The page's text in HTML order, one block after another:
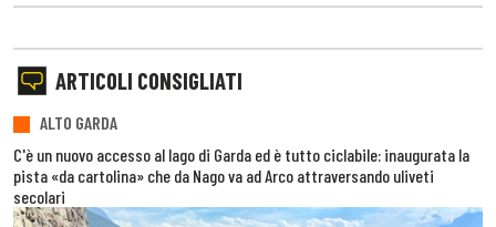
ARTICOLI CONSIGLIATI
ALTO GARDA
C'è un nuovo accesso al lago di Garda ed è tutto ciclabile: inaugurata la
pista «da cartolina» che da Nago va ad Arco attraversando uliveti
secolari